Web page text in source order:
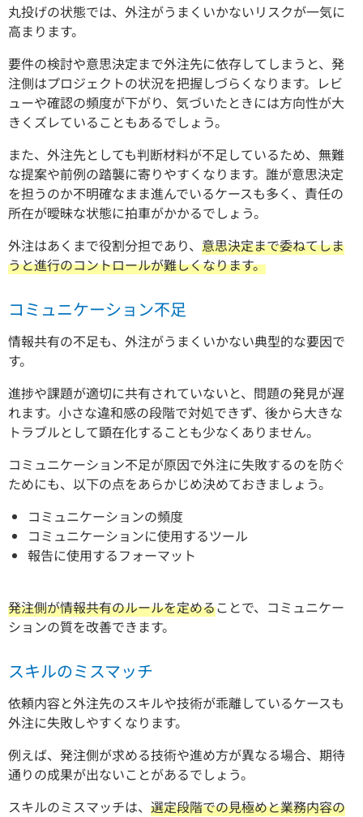
丸投げの状態では、外注がうまくいかないリスクが一気に
高まります。
要件の検討や意思決定まで外注先に依存してしまうと、発
注側はプロジェクトの状況を把握しづらくなります。レビ
ューや確認の頻度が下がり、気づいたときには方向性が大
きくズレていることもあるでしょう。
また、外注先としても判断材料が不足しているため、無難
な提案や前例の踏襲に寄りやすくなります。誰が意思決定
を担うのか不明確なまま進んでいるケースも多く、責任の
所在が曖昧な状態に拍車がかかるでしょう。
外注はあくまで役割分担であり、 意思決定まで委ねてしま
うと進行のコントロールが難しくなります。
コミュニケーション不足
情報共有の不足も、外注がうまくいかない典型的な要因で
す。
進捗や課題が適切に共有されていないと、問題の発見が遅
れます。小さな違和感の段階で対処できず、後から大きな
トラブルとして顕在化することも少なくありません。
コミュニケーション不足が原因で外注に失敗するのを防ぐ
ためにも、以下の点をあらかじめ決めておきましょう。
コミュニケーションの頻度
コミュニケーションに使用するツール
報告に使用するフォーマット
発注側が情報共有のルールを定めることで、コミュニケー
ションの質を改善できます。
スキルのミスマッチ
依頼内容と外注先のスキルや技術が乖離しているケースも
外注に失敗しやすくなります。
例えば、発注側が求める技術や進め方が異なる場合、期待
通りの成果が出ないことがあるでしょう。
スキルのミスマッチは、 選定段階での見極めと業務内容の